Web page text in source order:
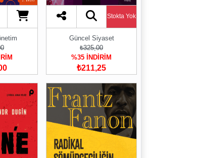
Stokta Yok
Güncel Siyaset
₺325,00
%35 İNDİRİM
₺211,25